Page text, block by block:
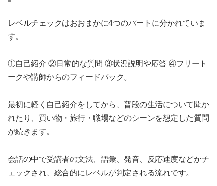
レベルチェックはおおまかに4つのパートに分かれていま
す。
①自己紹介 ②日常的な質問 ③状況説明や応答 ④フリート
ークや講師からのフィードバック。
最初に軽く自己紹介をしてから、普段の生活について聞か
れたり、買い物・旅行・職場などのシーンを想定した質問
が続きます。
会話の中で受講者の文法、語彙、発音、反応速度などがチ
ェックされ、総合的にレベルが判定される流れです。